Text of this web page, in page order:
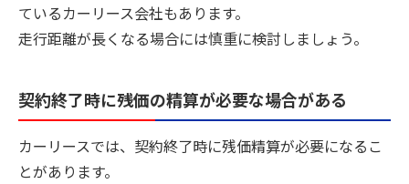
ているカーリース会社もあります。
走行距離が長くなる場合には慎重に検討しましょう。
契約終了時に残価の精算が必要な場合がある
カーリースでは、契約終了時に残価精算が必要になるこ
とがあります。